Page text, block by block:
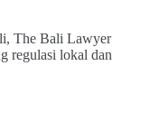
The Bali Lawyer
regulasi lokal dan